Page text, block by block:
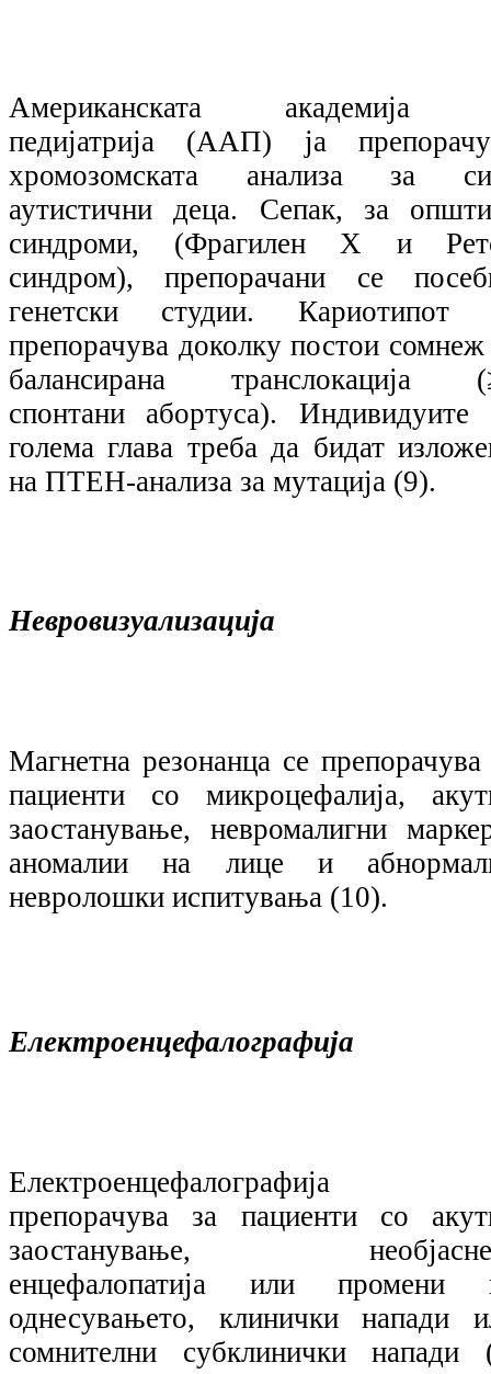
Американската академија
педијатрија (ААП) ја
хромозомската анализа за
аутистични деца. Сепак, за
синдроми, (Фрагилен Х и
синдром), препорачани се
генетски студии. Кариотипот
препорачува доколку постои сомнеж
балансирана транслокација
спонтани абортуса). Индивидуите
голема глава треба да бидат
на ПТЕН-анализа за мутација (9).
Невровизуализација
Магнетна резонанца се препорачува
пациенти со микроцефалија,
заостанување, невромалигни
аномалии на лице и
невролошки испитувања (10).
Електроенцефалографија
Електроенцефалографија
препорачува за пациенти со
заостанување,
енцефалопатија или промени
однесувањето, клинички напади
сомнителни субклинички напади